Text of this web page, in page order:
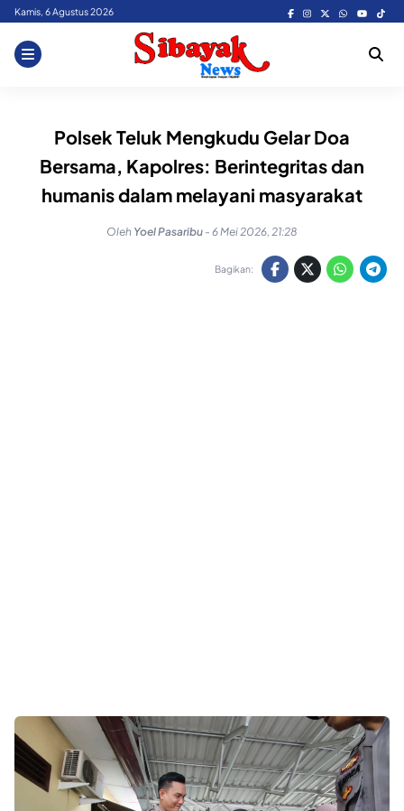
Skip
content
Kamis, 6 Agustus 2026
Polsek Teluk Mengkudu Gelar Doa
Bersama, Kapolres: Berintegritas dan
humanis dalam melayani masyarakat
Oleh Yoel Pasaribu - 6 Mei 2026, 21:28
Bagikan: